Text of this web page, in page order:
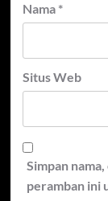
Nama *
Situs Web
Simpan
peramban ini